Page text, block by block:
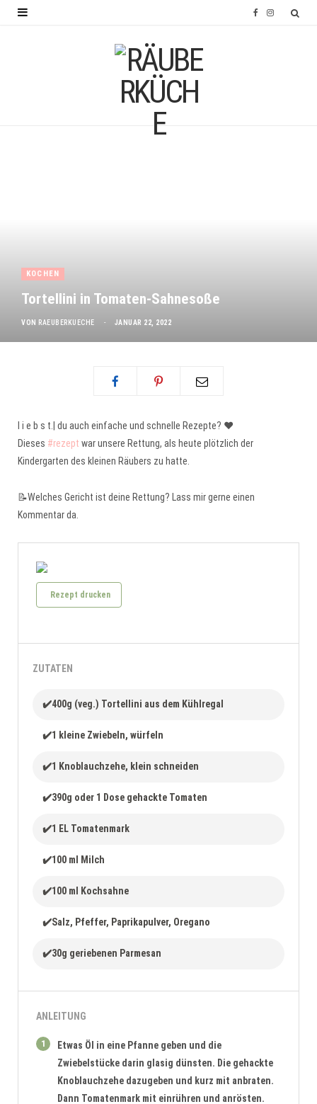
I
KOCHEN
Tortellini in Tomaten-Sahnesoße
VON RAEUBERKUECHE JANUAR 22, 2022
l i e b s t.| du auch einfache und schnelle Rezepte? ❤️
Dieses #rezept war unsere Rettung, als heute plötzlich der
Kindergarten des kleinen Räubers zu hatte.
📝Welches Gericht ist deine Rettung? Lass mir gerne einen
Kommentar da.
Rezept drucken
ZUTATEN
✔️400g (veg.) Tortellini aus dem Kühlregal
✔️1 kleine Zwiebeln, würfeln
✔️1 Knoblauchzehe, klein schneiden
✔️390g oder 1 Dose gehackte Tomaten
✔️1 EL Tomatenmark
✔️100 ml Milch
✔️100 ml Kochsahne
✔️Salz, Pfeffer, Paprikapulver, Oregano
✔️30g geriebenen Parmesan
ANLEITUNG
1
Etwas Öl in eine Pfanne geben und die
Zwiebelstücke darin glasig dünsten. Die gehackte
Knoblauchzehe dazugeben und kurz mit anbraten.
Dann Tomatenmark mit einrühren und anrösten.